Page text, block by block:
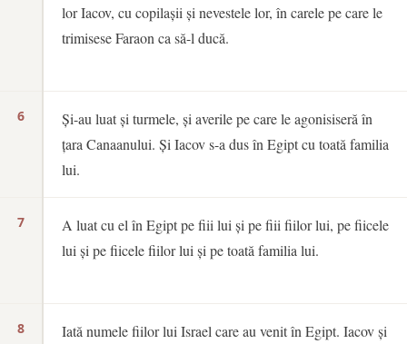
6
7
8
lor Iacov, cu copilașii și nevestele lor, în carele pe care le
trimisese Faraon ca să-l ducă.
Și-au luat și turmele, și averile pe care le agonisiseră în
țara Canaanului. Și Iacov s-a dus în Egipt cu toată familia
lui.
A luat cu el în Egipt pe fiii lui și pe fiii fiilor lui, pe fiicele
lui și pe fiicele fiilor lui și pe toată familia lui.
Iată numele fiilor lui Israel care au venit în Egipt. Iacov și